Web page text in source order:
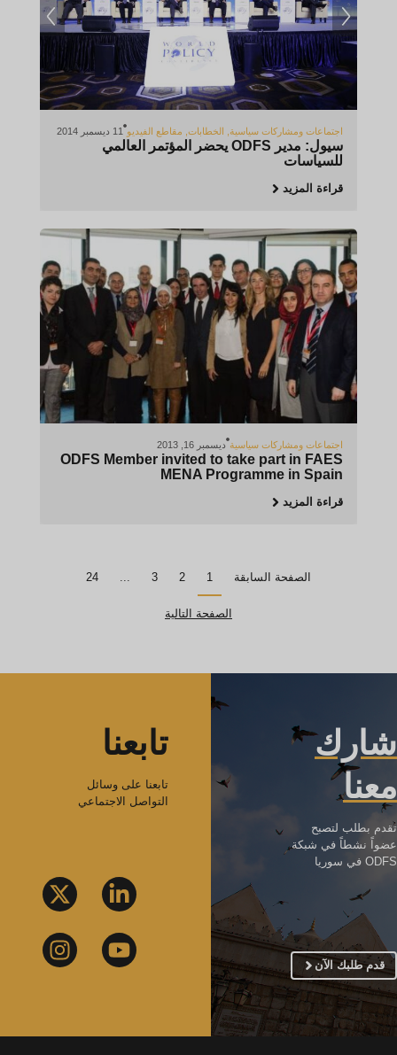
اجتماعات ومشاركات سياسية, الخطابات, مقاطع الفيديو 11 ديسمبر 2014
سيول: مدير ODFS يحضر المؤتمر العالمي
للسياسات
قراءة المزيد
اجتماعات ومشاركات سياسية ديسمبر 16, 2013
ODFS Member invited to take part in FAES
MENA Programme in Spain
قراءة المزيد
الصفحة السابقة 1
2
3
24
الصفحة التالية
شارك
معنا
تقدم بطلب لتصبح
عضواً نشطاً في شبكة
ODFS في سوريا
قدم طلبك الآن
تابعنا
تابعنا على وسائل
التواصل الاجتماعي